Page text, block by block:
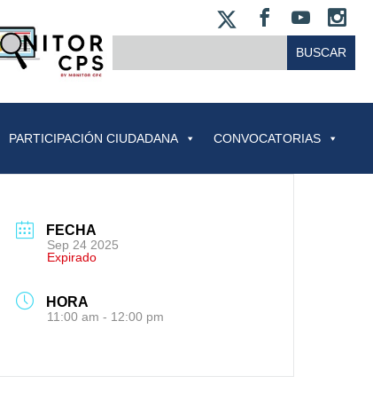
FACEBOOK
PARTICIPACIÓN CIUDADANA CONVOCATORIAS
FECHA
Sep 24 2025
Expirado
HORA
11:00 am - 12:00 pm